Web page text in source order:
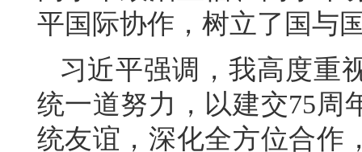
平国际协作，树立了国与
习近平强调，我高度重
统一道努力，以建交75周
统友谊，深化全方位合作